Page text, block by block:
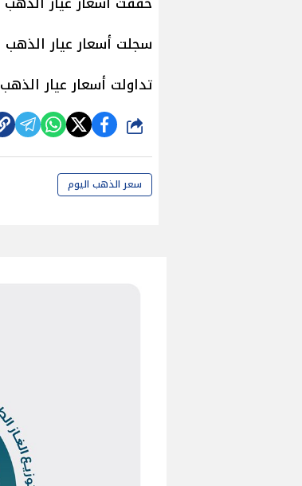
سجلت أسعار عيار الذهب 18 نحو 2691 جنيهًا.
تداولت أسعار عيار الذهب 14 عند 2093 جنيهًا.
شارك
سعر الذهب اليوم